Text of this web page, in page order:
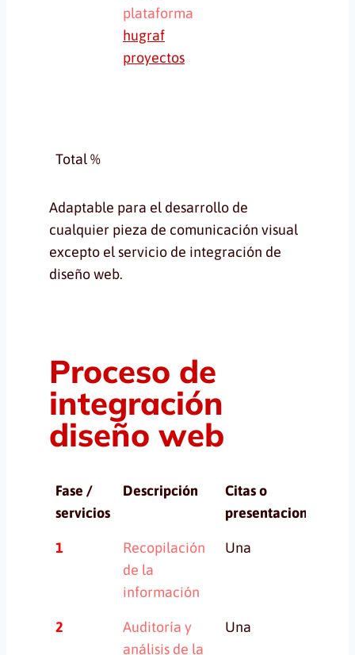
plataforma
hugraf
proyectos
Total %
Adaptable para el desarrollo de
cualquier pieza de comunicación visual
excepto el servicio de integración de
diseño web.
Proceso de
integración
diseño web
Fase /
servicios
Descripción
Citas o
presentaciones
Fase /
Descripción
Citas o
1
Recopilación
de la
información
Una
2
Auditoría y
análisis de la
Una